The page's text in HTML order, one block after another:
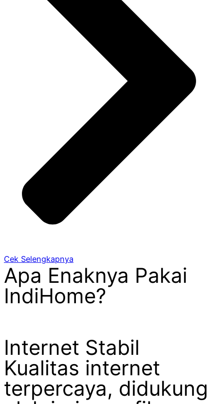
Cek Selengkapnya
Apa Enaknya Pakai
IndiHome?
Internet Stabil
Kualitas internet
terpercaya, didukung